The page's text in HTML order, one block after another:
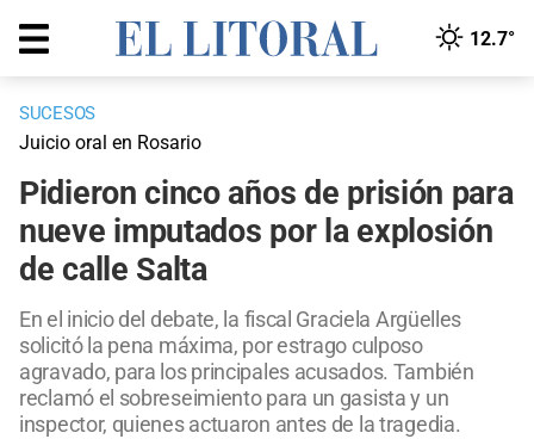
12.7°
SUCESOS
Juicio oral en Rosario
Pidieron cinco años de prisión para
nueve imputados por la explosión
de calle Salta
En el inicio del debate, la fiscal Graciela Argüelles
solicitó la pena máxima, por estrago culposo
agravado, para los principales acusados. También
reclamó el sobreseimiento para un gasista y un
inspector, quienes actuaron antes de la tragedia.